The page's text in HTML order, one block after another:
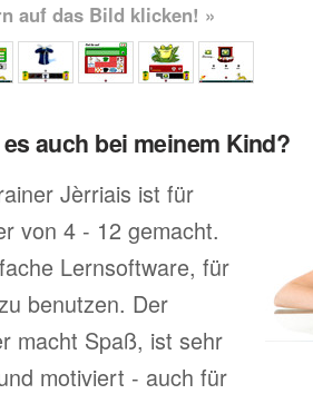
auf das Bild klicken! »
auch bei meinem Kind?
Jèrriais ist für
von 4 - 12 gemacht.
Lernsoftware, für
benutzen. Der
macht Spaß, ist sehr
motiviert - auch für